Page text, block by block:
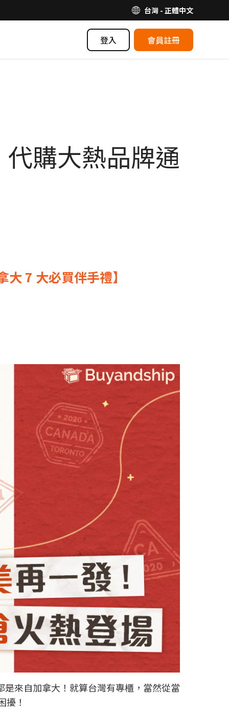
台灣 - 正體中文
登入 會員註冊
購大熱品牌通
7 大必買伴手禮】
來自加拿大！就算台灣有專櫃，當然從當
擾！